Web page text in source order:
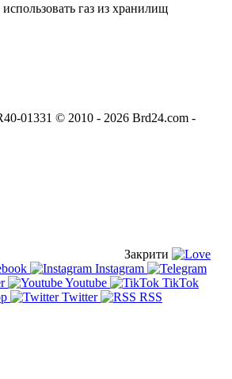
газ из хранилищ
01331 © 2010 - 2026 Brd24.com -
Закрити
Instagram
Youtube
TikTok
Twitter RSS